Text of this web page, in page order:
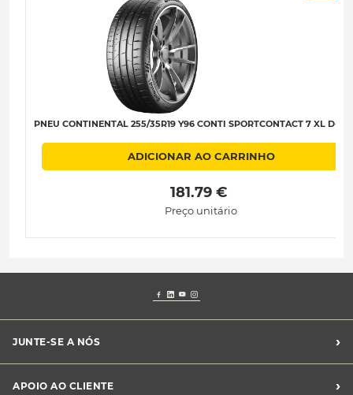
PNEU CONTINENTAL 255/35R19 Y96 CONTI SPORTCONTACT 7 XL D-A-
ADICIONAR AO CARRINHO
181.79 €
Preço unitário
JUNTE-SE A NÓS ›
Franchising Midas
APOIO AO CLIENTE ›